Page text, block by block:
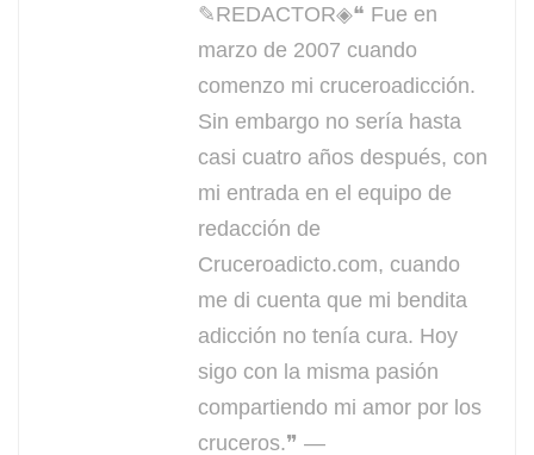
✎REDACTOR◈❝ Fue en
marzo de 2007 cuando
comenzo mi cruceroadicción.
Sin embargo no sería hasta
casi cuatro años después, con
mi entrada en el equipo de
redacción de
Cruceroadicto.com, cuando
me di cuenta que mi bendita
adicción no tenía cura. Hoy
sigo con la misma pasión
compartiendo mi amor por los
cruceros.❞ —